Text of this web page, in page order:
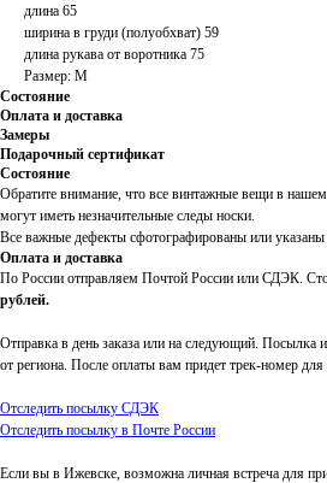
длина 65
ширина в груди (полуобхват) 59
длина рукава от воротника 75
Размер: M
Состояние
Оплата и доставка
Замеры
Подарочный сертификат
Состояние
Обратите внимание, что все винтажные вещи в
могут иметь незначительные следы носки.
Все важные дефекты сфотографированы или указаны
Оплата и доставка
По России отправляем Почтой России или СДЭК.
рублей.
Отправка в день заказа или на следующий. Посылка
от региона. После оплаты вам придет трек-номер
Отследить посылку СДЭК
Отследить посылку в Почте России
Если вы в Ижевске, возможна личная встреча для